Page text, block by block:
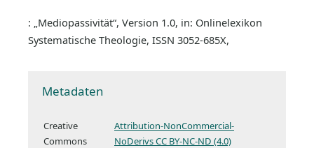
: „Mediopassivität“, Version 1.0, in: Onlinelexikon
Systematische Theologie, ISSN 3052-685X,
Metadaten
Creative
Commons
Attribution-NonCommercial-
NoDerivs CC BY-NC-ND (4.0)